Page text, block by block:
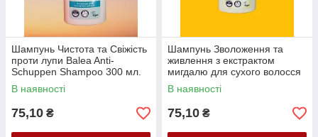
Шампунь Чистота та Свіжість
проти лупи Balea Anti-
Schuppen Shampoo 300 мл.
В наявності
75,10 ₴
Шампунь Зволоження та
живлення з екстрактом
мигдалю для сухого волосся
Balea Shampoo
Vanilla&Mandelol 300 мл
В наявності
75,10 ₴